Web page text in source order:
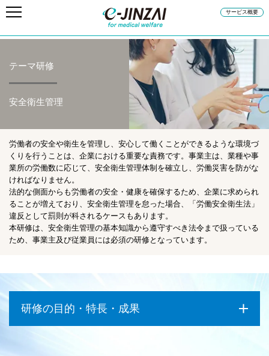
サービス概要
テーマ研修
安全衛生管理
労働者の安全や衛生を管理し、安心して働くことができるような環境づ
くりを行うことは、企業における重要な責務です。事業主は、業種や事
業所の労働数に応じて、安全衛生管理体制を確立し、労働災害を防がな
ければなりません。
法的な側面からも労働者の安全・健康を確保するため、企業に求められ
ることが増えており、安全衛生管理を怠った場合、「労働安全衛生法」
違反として罰則が科されるケースもあります。
本研修は、安全衛生管理の基本知識から遵守すべき法令まで扱っている
ため、事業主及び従業員には必須の研修となっています。
研修の目的・特長・成果